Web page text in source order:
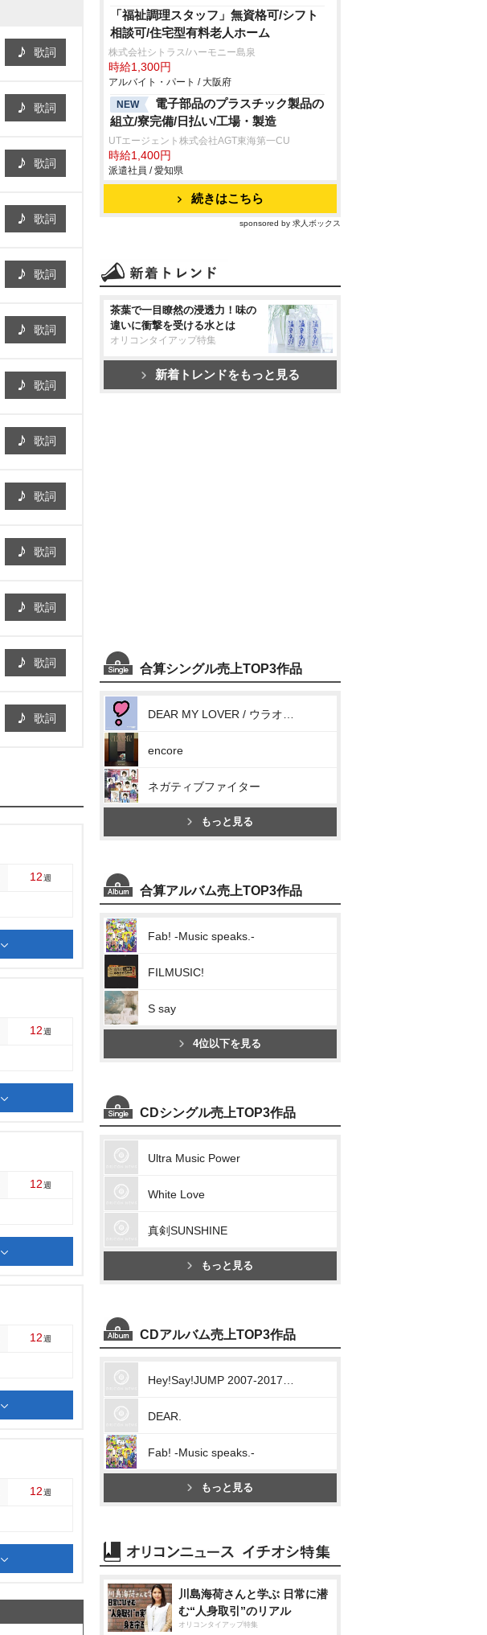
歌詞
歌詞
歌詞
歌詞
歌詞
歌詞
歌詞
歌詞
歌詞
歌詞
歌詞
歌詞
歌詞
12週
12週
12週
12週
12週
「福祉調理スタッフ」無資格可/シフト
相談可/住宅型有料老人ホーム
株式会社シトラス/ハーモニー島泉
時給1,300円
アルバイト・パート / 大阪府
NEW
電子部品のプラスチック製品の
組立/寮完備/日払い/工場・製造
UTエージェント株式会社AGT東海第一CU
時給1,400円
派遣社員 / 愛知県
続きはこちら
sponsored by 求人ボックス
茶葉で一目瞭然の浸透力！味の
違いに衝撃を受ける水とは
オリコンタイアップ特集
新着トレンドをもっと見る
合算シングル売上TOP3作品
encore
ネガティブファイター
もっと見る
合算アルバム売上TOP3作品
Fab! -Music speaks.-
FILMUSIC!
S say
4位以下を見る
CDシングル売上TOP3作品
Ultra Music Power
White Love
真剣SUNSHINE
もっと見る
CDアルバム売上TOP3作品
DEAR.
Fab! -Music speaks.-
もっと見る
川島海荷さんと学ぶ 日常に潜
む“人身取引”のリアル
オリコンタイアップ特集